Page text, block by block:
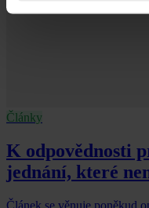
Články
K odpovědnosti
jednání, které
Článek se věnuje poněkud